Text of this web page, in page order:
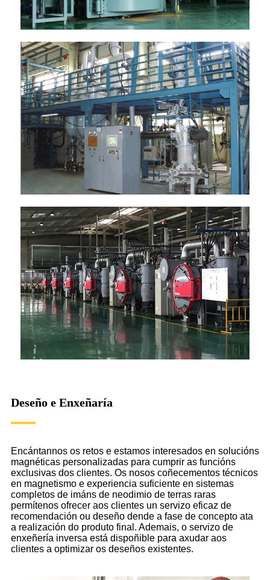
Deseño e Enxeñaría
Encántannos os retos e estamos interesados ​​en solucións
magnéticas personalizadas para cumprir as funcións
exclusivas dos clientes. Os nosos coñecementos técnicos
en magnetismo e experiencia suficiente en sistemas
completos de imáns de neodimio de terras raras
permítenos ofrecer aos clientes un servizo eficaz de
recomendación ou deseño dende a fase de concepto ata
a realización do produto final. Ademais, o servizo de
enxeñería inversa está dispoñible para axudar aos
clientes a optimizar os deseños existentes.